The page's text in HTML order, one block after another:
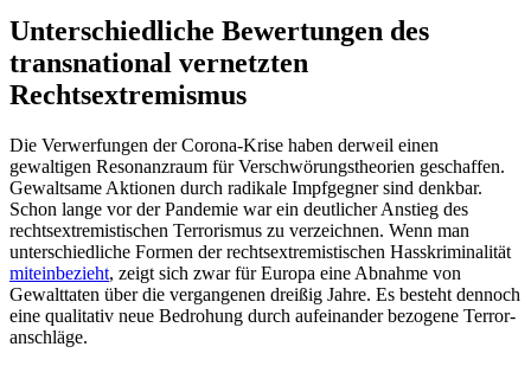
Unterschiedliche Bewertungen des
transnational vernetzten
Rechtsextremismus
Die Verwerfungen der Corona-Krise haben derweil einen
gewaltigen Resonanzraum für Verschwörungstheorien geschaffen.
Gewaltsame Aktionen durch radikale Impf­gegner sind denkbar.
Schon lange vor der Pandemie war ein deutlicher Anstieg des
rechtsextremistischen Terrorismus zu ver­zeichnen. Wenn man
unterschiedliche Formen der rechtsextremistischen Hass­kriminalität
miteinbezieht, zeigt sich zwar für Europa eine Abnahme von
Gewalttaten über die vergangenen dreißig Jahre. Es be­steht dennoch
eine qualitativ neue Bedro­hung durch aufeinander bezogene Terror­
anschläge.